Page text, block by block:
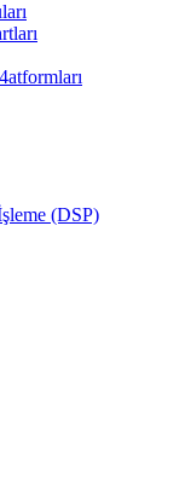
(DSP)